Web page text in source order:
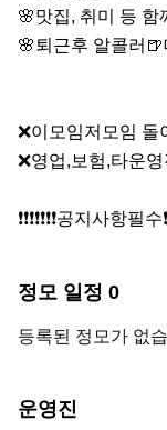
🌸맛집, 취미 등 함
🌸퇴근후 알콜러
❌️이모임저모임
❌️영업,보험,타운
❗️❗️❗️❗️❗️❗️❗️공지사항필수
정모 일정 0
등록된 정모가 없
운영진